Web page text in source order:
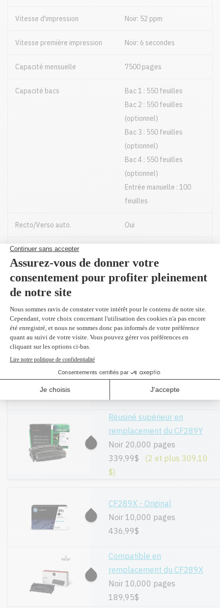
Vitesse d'impression Noir: 52 ppm
Vitesse première impression Noir: 6 secondes
Capacité mensuelle 7500 pages
Capacité bacs
Bac 1 : 550 feuilles
Bac 2 : 550 feuilles
(optionnel)
Bac 3 : 550 feuilles
(optionnel)
Bac 4 : 550 feuilles
(optionnel)
Entrée manuelle : 100
feuilles
Recto/Verso auto. Oui
Format papier
Fournitures pour imprimante laser
mono Laserjet Enterprise MFP
M528dn par HP
Noir 20,000 pages
Réusiné supérieur en
remplacement du CF289Y
Noir 20,000 pages
339,99$
(2 et plus 309,10
$)
CF289X - Original
Noir 10,000 pages
436,99$
Compatible en
remplacement du CF289X
Noir 10,000 pages
189,95$